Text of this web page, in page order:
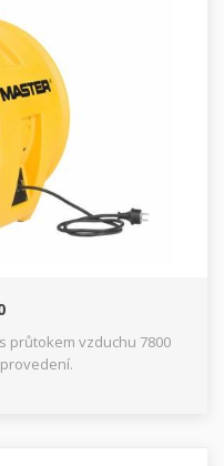
průtokem vzduchu 7800